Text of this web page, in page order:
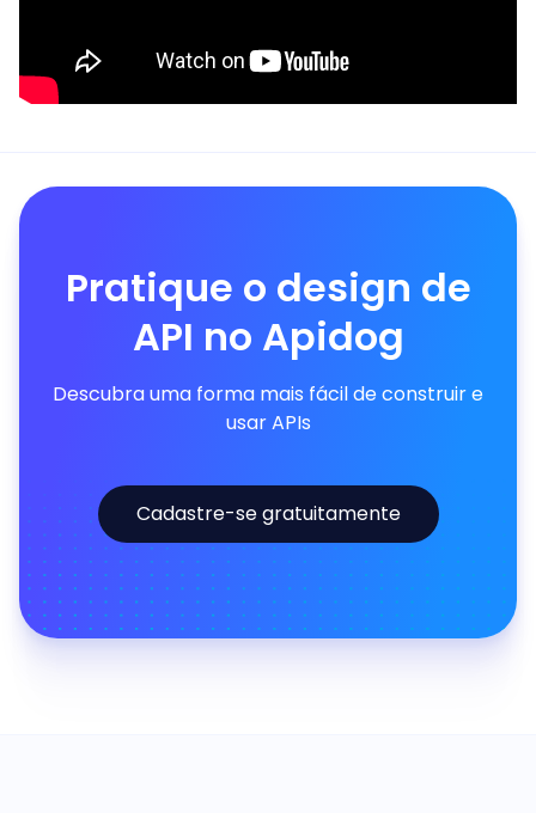
Pratique o design de
API no Apidog
Descubra uma forma mais fácil de construir e
usar APIs
Cadastre-se gratuitamente